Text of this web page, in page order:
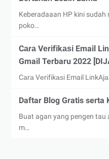
Keberadaaan HP kini
poko…
Cаrа Vеrіfіkаѕі Email
Gmail Terbaru 2022
Cаrа Vеrіfіkаѕі Email
Daftar Blog Gratis serta
Buat agan yang pengen
m…